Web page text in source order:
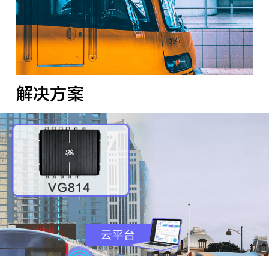
解决方案